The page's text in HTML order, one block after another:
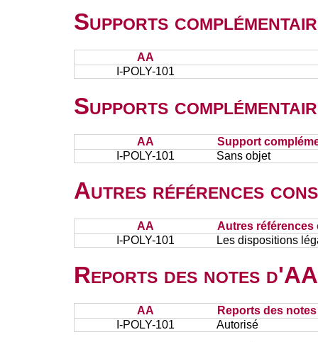
Supports
AA
I-POLY-101
Supports
AA
Support
I-POLY-101
Sans objet
Autres références
AA
Autres références
I-POLY-101
Les dispositions
Reports des notes
AA
Reports des
I-POLY-101
Autorisé